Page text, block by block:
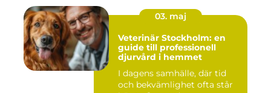
03. maj
Veterinär Stockholm: en
guide till professionell
djurvård i hemmet
I dagens samhälle, där tid
och bekvämlighet ofta står